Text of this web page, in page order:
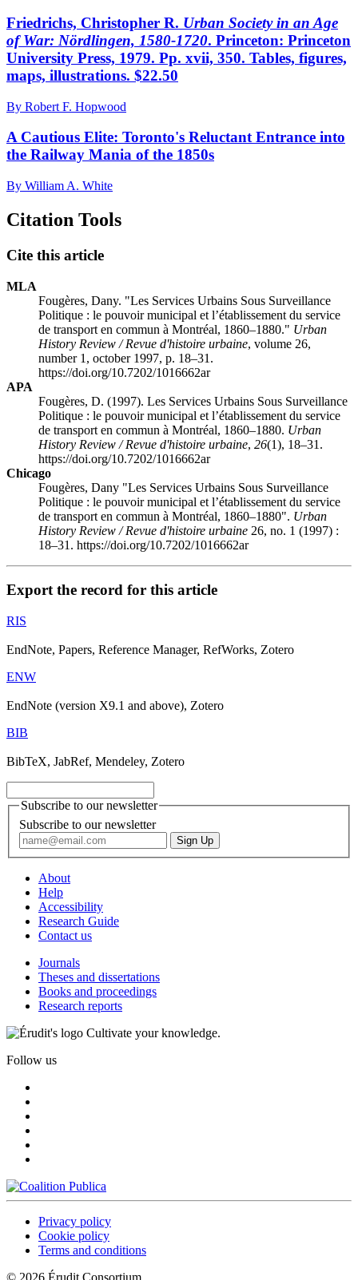
Friedrichs, Christopher R. Urban Society in an Age
of War: Nördlingen, 1580-1720. Princeton: Princeton
University Press, 1979. Pp. xvii, 350. Tables, figures,
maps, illustrations. $22.50
By Robert F. Hopwood
A Cautious Elite: Toronto's Reluctant Entrance into
the Railway Mania of the 1850s
By William A. White
Citation Tools
Cite this article
MLA
Fougères, Dany. "Les Services Urbains Sous Surveillance
Politique : le pouvoir municipal et l’établissement du service
de transport en commun à Montréal, 1860–1880." Urban
History Review / Revue d'histoire urbaine, volume 26,
number 1, october 1997, p. 18–31.
https://doi.org/10.7202/1016662ar
APA
Fougères, D. (1997). Les Services Urbains Sous Surveillance
Politique : le pouvoir municipal et l’établissement du service
de transport en commun à Montréal, 1860–1880. Urban
History Review / Revue d'histoire urbaine, 26(1), 18–31.
https://doi.org/10.7202/1016662ar
Chicago
Fougères, Dany "Les Services Urbains Sous Surveillance
Politique : le pouvoir municipal et l’établissement du service
de transport en commun à Montréal, 1860–1880". Urban
History Review / Revue d'histoire urbaine 26, no. 1 (1997) :
18–31. https://doi.org/10.7202/1016662ar
Export the record for this article
RIS
EndNote, Papers, Reference Manager, RefWorks, Zotero
ENW
EndNote (version X9.1 and above), Zotero
BIB
BibTeX, JabRef, Mendeley, Zotero
Subscribe to our newsletter
Subscribe to our newsletter
About
Help
Accessibility
Research Guide
Contact us
Journals
Theses and dissertations
Books and proceedings
Research reports
Cultivate your knowledge.
Follow us
Privacy policy
Cookie policy
Terms and conditions
© 2026 Érudit Consortium